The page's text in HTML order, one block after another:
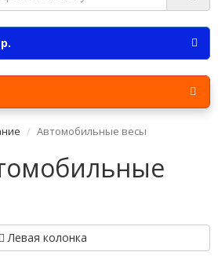
Автомобильные весы
Левая колонка